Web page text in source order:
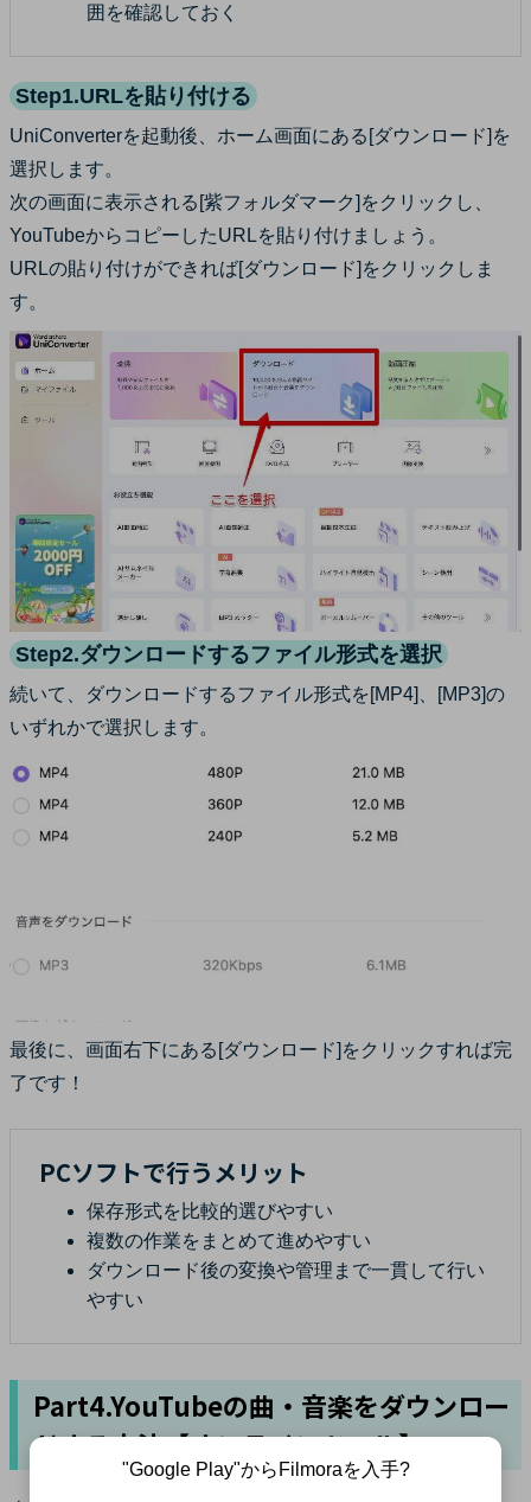
囲を確認しておく
Step1.URLを貼り付ける
UniConverterを起動後、ホーム画面にある[ダウンロード]を
選択します。
次の画面に表示される[紫フォルダマーク]をクリックし、
YouTubeからコピーしたURLを貼り付けましょう。
URLの貼り付けができれば[ダウンロード]をクリックしま
す。
Step2.ダウンロードするファイル形式を選択
続いて、ダウンロードするファイル形式を[MP4]、[MP3]の
いずれかで選択します。
最後に、画面右下にある[ダウンロード]をクリックすれば完
了です！
PCソフトで行うメリット
保存形式を比較的選びやすい
複数の作業をまとめて進めやすい
ダウンロード後の変換や管理まで一貫して行い
やすい
Part4.YouTubeの曲・音楽をダウンロー
ドする方法【オンラインツール】
"Google Play"からFilmoraを入手?